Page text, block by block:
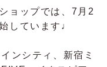
ョップでは、7月2
しています♩
ンシティ、新宿ミ